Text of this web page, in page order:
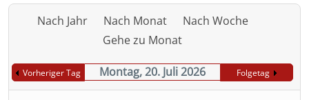
Nach Jahr Nach Monat
Nach Woche
Gehe zu Monat
Vorheriger Tag Montag, 20. Juli 2026 Folgetag